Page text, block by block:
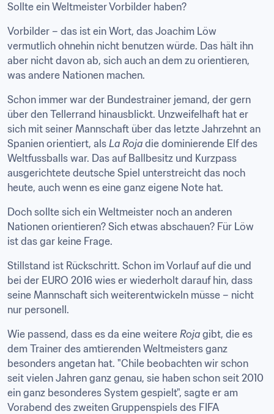
Sollte ein Weltmeister Vorbilder haben?
Vorbilder – das ist ein Wort, das Joachim Löw
vermutlich ohnehin nicht benutzen würde. Das hält ihn
aber nicht davon ab, sich auch an dem zu orientieren,
was andere Nationen machen.
Schon immer war der Bundestrainer jemand, der gern
über den Tellerrand hinausblickt. Unzweifelhaft hat er
sich mit seiner Mannschaft über das letzte Jahrzehnt an
Spanien orientiert, als La Roja die dominierende Elf des
Weltfussballs war. Das auf Ballbesitz und Kurzpass
ausgerichtete deutsche Spiel unterstreicht das noch
heute, auch wenn es eine ganz eigene Note hat.
Doch sollte sich ein Weltmeister noch an anderen
Nationen orientieren? Sich etwas abschauen? Für Löw
ist das gar keine Frage.
Stillstand ist Rückschritt. Schon im Vorlauf auf die und
bei der EURO 2016 wies er wiederholt darauf hin, dass
seine Mannschaft sich weiterentwickeln müsse – nicht
nur personell.
Wie passend, dass es da eine weitere Roja gibt, die es
dem Trainer des amtierenden Weltmeisters ganz
besonders angetan hat. "Chile beobachten wir schon
seit vielen Jahren ganz genau, sie haben schon seit 2010
ein ganz besonderes System gespielt", sagte er am
Vorabend des zweiten Gruppenspiels des FIFA